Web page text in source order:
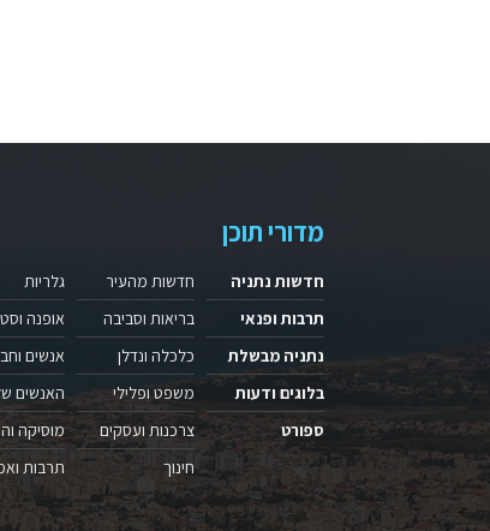
מדורי תוכן
חדשות נתניה
תרבות ופנאי
נתניה מבשלת
בלוגים ודעות
ספורט
חדשות מהעיר
בריאות וסביבה
כלכלה ונדלן
משפט ופלילי
צרכנות ועסקים
חינוך
גלריות
אופנה
אנשים
האנשים
מוסיקה
תרבות